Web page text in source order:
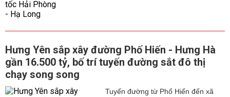
Hưng Yên sắp xây đường Phố Hiến - Hưng Hà
gần 16.500 tỷ, bố trí tuyến đường sắt đô thị
chạy song song
Tuyến đường từ Phố Hiến đến xã